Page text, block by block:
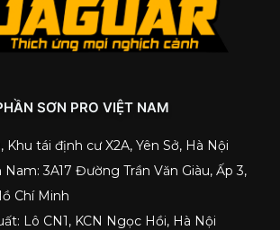
SƠN PRO VIỆT NAM
Khu tái định cư X2A, Yên Sở, Hà Nội
3A17 Đường Trần Văn Giàu, Ấp 3,
Chí Minh
Lô CN1, KCN Ngọc Hồi, Hà Nội